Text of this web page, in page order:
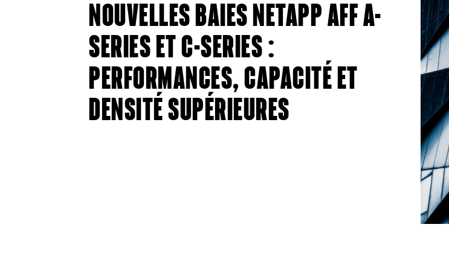
NOUVELLES BAIES NETAPP AFF A-
SERIES ET C-SERIES :
PERFORMANCES, CAPACITÉ ET
DENSITÉ SUPÉRIEURES